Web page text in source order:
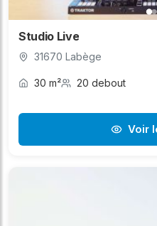
Studio Live
31670 Labège
30 m² 20 debout
Voir